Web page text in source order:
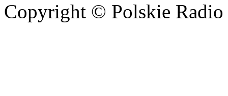
Copyright © Polskie